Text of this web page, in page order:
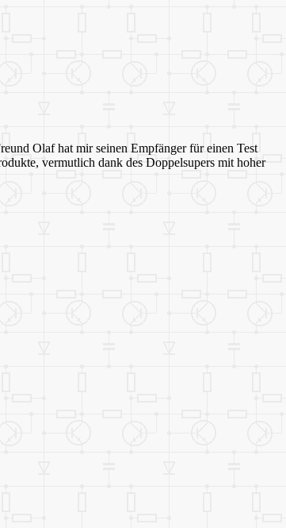
Olaf hat mir seinen Empfänger für einen Test
vermutlich dank des Doppelsupers mit hoher